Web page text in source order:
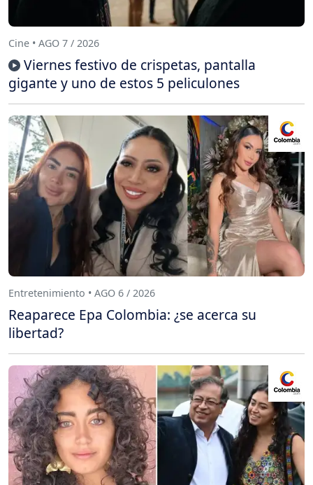
Cine • AGO 7 / 2026
Viernes festivo de crispetas, pantalla
gigante y uno de estos 5 peliculones
Entretenimiento • AGO 6 / 2026
Reaparece Epa Colombia: ¿se acerca su
libertad?